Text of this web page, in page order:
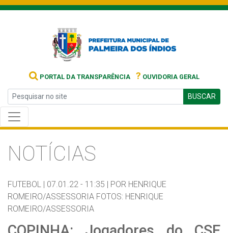
PORTAL DA TRANSPARÊNCIA ? OUVIDORIA GERAL
BUSCAR
NOTÍCIAS
FUTEBOL | 07.01.22 - 11:35 | POR HENRIQUE
ROMEIRO/ASSESSORIA FOTOS: HENRIQUE
ROMEIRO/ASSESSORIA